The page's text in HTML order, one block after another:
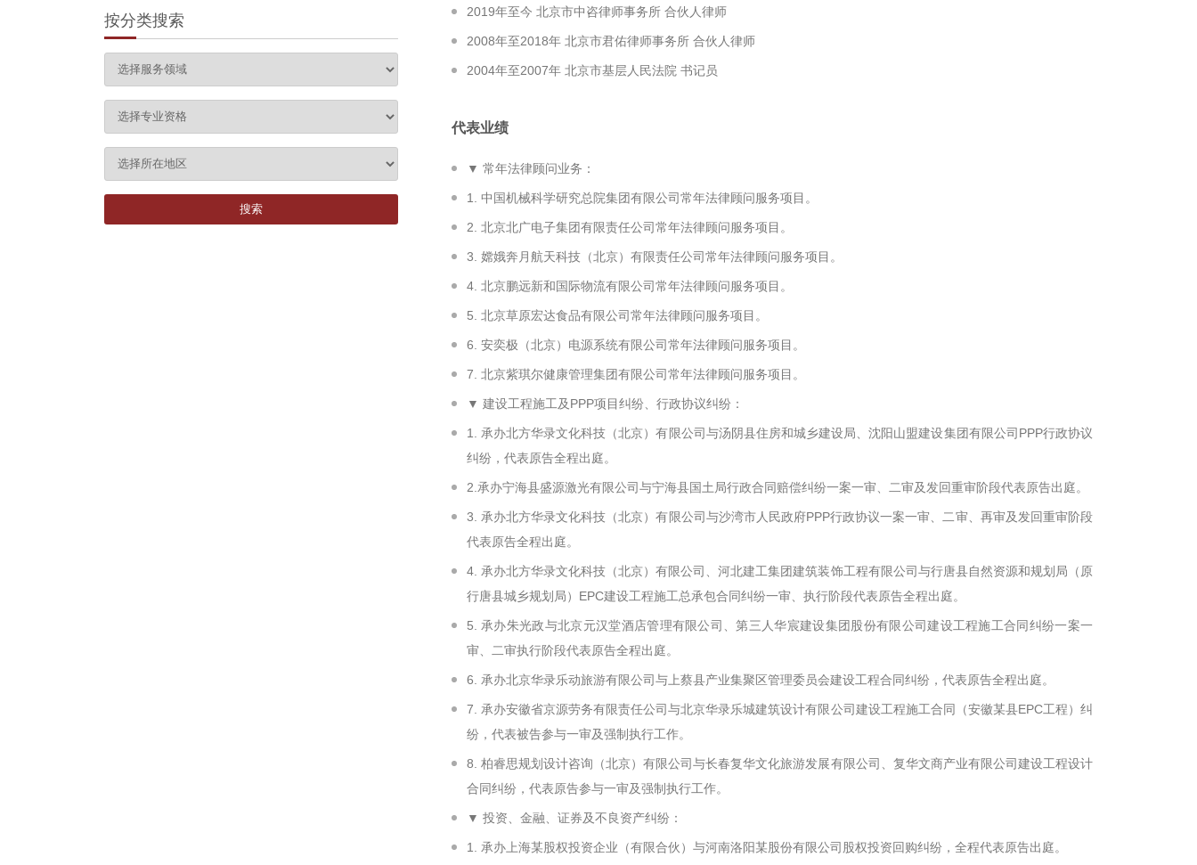
2019年至今 北京市中咨律师事务所 合伙人律师
2008年至2018年 北京市君佑律师事务所 合伙人律师
2004年至2007年 北京市基层人民法院 书记员
代表业绩
▼ 常年法律顾问业务：
1. 中国机械科学研究总院集团有限公司常年法律顾问服务项目。
2. 北京北广电子集团有限责任公司常年法律顾问服务项目。
3. 嫦娥奔月航天科技（北京）有限责任公司常年法律顾问服务项目。
4. 北京鹏远新和国际物流有限公司常年法律顾问服务项目。
5. 北京草原宏达食品有限公司常年法律顾问服务项目。
6. 安奕极（北京）电源系统有限公司常年法律顾问服务项目。
7. 北京紫琪尔健康管理集团有限公司常年法律顾问服务项目。
▼ 建设工程施工及PPP项目纠纷、行政协议纠纷：
1. 承办北方华录文化科技（北京）有限公司与汤阴县住房和城乡建设局、沈阳山盟建设集团有限公司PPP行政协议
纠纷，代表原告全程出庭。
2.承办宁海县盛源激光有限公司与宁海县国土局行政合同赔偿纠纷一案一审、二审及发回重审阶段代表原告出庭。
3. 承办北方华录文化科技（北京）有限公司与沙湾市人民政府PPP行政协议一案一审、二审、再审及发回重审阶段
代表原告全程出庭。
4. 承办北方华录文化科技（北京）有限公司、河北建工集团建筑装饰工程有限公司与行唐县自然资源和规划局（原
行唐县城乡规划局）EPC建设工程施工总承包合同纠纷一审、执行阶段代表原告全程出庭。
5. 承办朱光政与北京元汉堂酒店管理有限公司、第三人华宸建设集团股份有限公司建设工程施工合同纠纷一案一
审、二审执行阶段代表原告全程出庭。
6. 承办北京华录乐动旅游有限公司与上蔡县产业集聚区管理委员会建设工程合同纠纷，代表原告全程出庭。
7. 承办安徽省京源劳务有限责任公司与北京华录乐城建筑设计有限公司建设工程施工合同（安徽某县EPC工程）纠
纷，代表被告参与一审及强制执行工作。
8. 柏睿思规划设计咨询（北京）有限公司与长春复华文化旅游发展有限公司、复华文商产业有限公司建设工程设计
合同纠纷，代表原告参与一审及强制执行工作。
▼ 投资、金融、证券及不良资产纠纷：
1. 承办上海某股权投资企业（有限合伙）与河南洛阳某股份有限公司股权投资回购纠纷，全程代表原告出庭。
按分类搜索